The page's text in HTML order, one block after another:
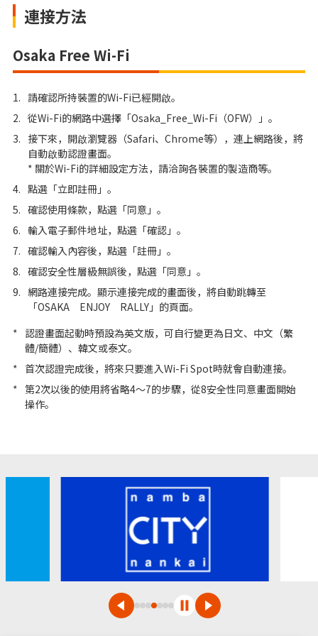
連接方法
Osaka Free Wi-Fi
1. 請確認所持裝置的Wi-Fi已經開啟。
2. 從Wi-Fi的網路中選擇「Osaka_Free_Wi-Fi（OFW）」。
3. 接下來，開啟瀏覽器（Safari、Chrome等），連上網路後，將
自動啟動認證畫面。
* 關於Wi-Fi的詳細設定方法，請洽詢各裝置的製造商等。
4. 點選「立即註冊」。
5. 確認使用條款，點選「同意」。
6. 輸入電子郵件地址，點選「確認」。
7. 確認輸入內容後，點選「註冊」。
8. 確認安全性層級無誤後，點選「同意」。
9. 網路連接完成。顯示連接完成的畫面後，將自動跳轉至
「OSAKA ENJOY RALLY」的頁面。
* 認證畫面起動時預設為英文版，可自行變更為日文、中文（繁
體/簡體）、韓文或泰文。
* 首次認證完成後，將來只要進入Wi-Fi Spot時就會自動連接。
* 第2次以後的使用將省略4～7的步驟，從8安全性同意畫面開始
操作。